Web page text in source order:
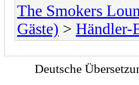
The Smokers
Gäste) > Händler-
Deutsche